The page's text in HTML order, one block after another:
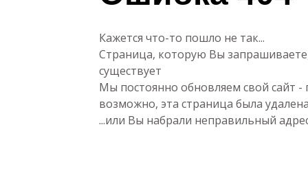
Кажется что-то пошло не так...
Страница, которую Вы
существует
Мы постоянно обновляем свой сайт -
возможно, эта страница была
...или Вы набрали неправильный